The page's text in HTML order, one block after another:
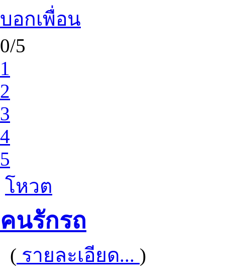
บอกเพื่อน
0/5
1
2
3
4
5
โหวต
คนรักรถ
( รายละเอียด... )